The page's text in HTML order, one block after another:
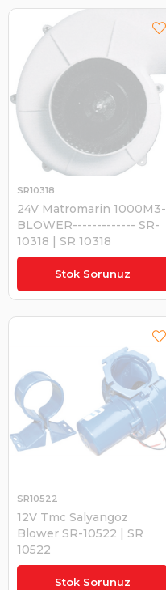
Stok Sorunuz
24V Matromarin 1000M3-
BLOWER------------- SR-
10318 | SR 10318
SR10318
₺11.391,76
Stok Sorunuz
12V Tmc Salyangoz
Blower SR-10522 | SR
10522
SR10522
₺2.118,58